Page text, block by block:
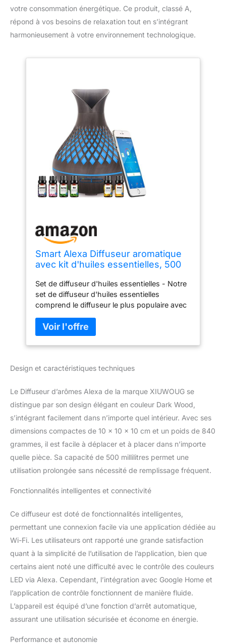
votre consommation énergétique. Ce produit, classé A,
répond à vos besoins de relaxation tout en s’intégrant
harmonieusement à votre environnement technologique.
Smart Alexa Diffuseur aromatique
avec kit d'huiles essentielles, 500
Alexa/Google Home et application
de contrôle, 7 LED de couleur,
calendrier de création et 4
Set de diffuseur d'huiles essentielles - Notre
set de diffuseur d'huiles essentielles
comprend le diffuseur le plus populaire avec
essentielles de plantes naturelles – lavande,
rose, arbre à thé, menthe, citron et orange
douce. Toutes les huiles essentielles sont de
environnement paisible et agréable pour
Diffuseur d'huiles essentielles intelligentes -
Notre diffuseur peut se connecter au WiFi
2,4 GHz et réaliser une commande à
distance via l'application Tuya Smart ou
Smart Life et vous permet de créer un horaire
régulier dans l'application, de sorte que le
diffuseur peut être utilisé chaque jour à une
heure prédéterminée ou une heure
spécifique de votre choix Date Travail.
la commande vocale. Par exemple, « Alexa,
d'aromathérapie multifonction - Ce diffuseur
d'huiles essentielles à la maison est un
appareil d'aromathérapie étonnant et
polyvalent. Il dispose d’un grand réservoir
d’eau de 500 ml facile à nettoyer, lumière de
respiration LED à 7 couleurs
(monochromatique/changement de couleur
continu), 2 modes de brume : faible/élevé, 4
modes de réglage du minuteur : 1 h/3 h/6
h/ON, interrupteur de sécurité automatique -
en cas de manque d’eau, le diffuseur s’éteint
Design et caractéristiques techniques
Le Diffuseur d’arômes Alexa de la marque XIUWOUG se
distingue par son design élégant en couleur Dark Wood,
s’intégrant facilement dans n’importe quel intérieur. Avec ses
dimensions compactes de 10 x 10 x 10 cm et un poids de 840
grammes, il est facile à déplacer et à placer dans n’importe
quelle pièce. Sa capacité de 500 millilitres permet une
utilisation prolongée sans nécessité de remplissage fréquent.
Fonctionnalités intelligentes et connectivité
Ce diffuseur est doté de fonctionnalités intelligentes,
permettant une connexion facile via une application dédiée au
Wi-Fi. Les utilisateurs ont rapporté une grande satisfaction
quant à la simplicité de l’utilisation de l’application, bien que
certains aient noté une difficulté avec le contrôle des couleurs
LED via Alexa. Cependant, l’intégration avec Google Home et
l’application de contrôle fonctionnent de manière fluide.
L’appareil est équipé d’une fonction d’arrêt automatique,
assurant une utilisation sécurisée et économe en énergie.
Performance et autonomie